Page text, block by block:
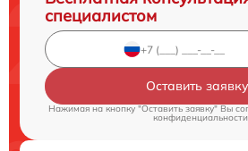
специалистом
Оставить заявку
Нажимая на кнопку "Оставить заявку" Вы
конфиденциальности